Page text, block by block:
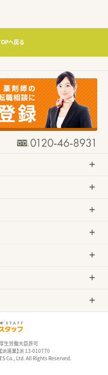
へ戻る
生労働大臣許可
派遣業】派 13-010770
Co., Ltd. All Rights Reserved.